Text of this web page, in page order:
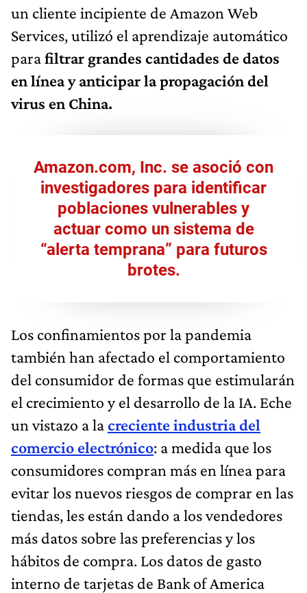
un cliente incipiente de Amazon Web
Services, utilizó el aprendizaje automático
parafiltrar grandes cantidades de datos
en línea y anticipar la propagación del
virus en China.
Amazon.com, Inc. se asoció con
investigadores para identificar
poblaciones vulnerables y
actuar como un sistema de
“alerta temprana” para futuros
brotes.
Los confinamientos por la pandemia
también han afectado el comportamiento
del consumidor de formas que estimularán
el crecimiento y el desarrollo de la IA. Eche
un vistazo a lacreciente industria del
comercio electrónico: a medida que los
consumidores compran más en línea para
evitar los nuevos riesgos de comprar en las
tiendas, les están dando a los vendedores
más datos sobre las preferencias y los
hábitos de compra. Los datos de gasto
interno de tarjetas de Bank of America